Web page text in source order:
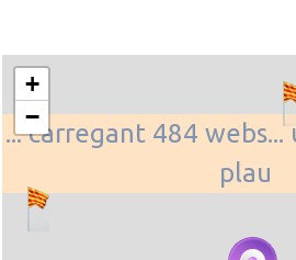
... carregant 484
plau
+
−